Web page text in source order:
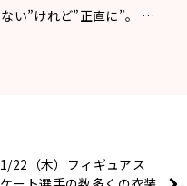
い”けれど”正直に”。 …
1/22（木）フィギュアス